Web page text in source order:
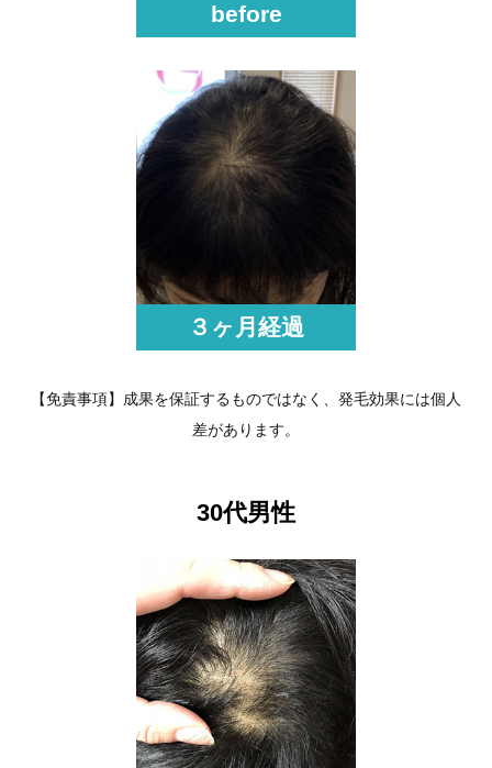
before
３ヶ月経過
【免責事項】成果を保証するものではなく、発毛効果には個人
差があります。
30代男性